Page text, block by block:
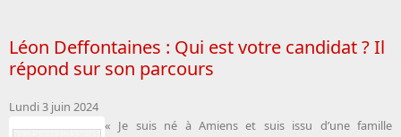
Léon Deffontaines : Qui est votre candidat ? Il
répond sur son parcours
Lundi 3 juin 2024
« Je suis né à Amiens et suis issu d’une famille